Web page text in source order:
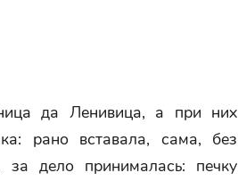
да Ленивица, а при них
рано вставала, сама, без
дело принималась: печку